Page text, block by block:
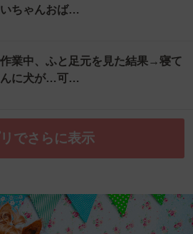
ちゃんおば…
業中、ふと足元を見た結果→寝て
んに犬が…可…
でさらに表示